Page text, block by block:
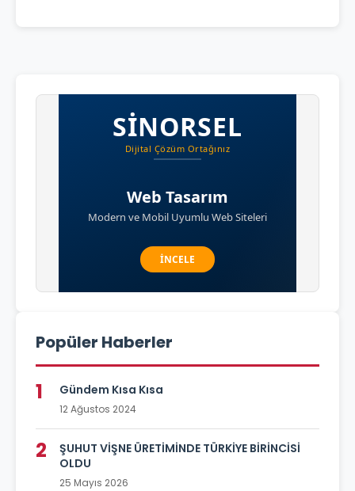
Popüler Haberler
1 Gündem Kısa Kısa
12 Ağustos 2024
2
ŞUHUT VİŞNE ÜRETİMİNDE TÜRKİYE BİRİNCİSİ
OLDU
25 Mayıs 2026